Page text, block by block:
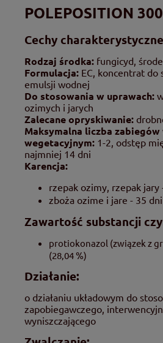
POLEPOSITION
Cechy
Rodzaj środka: fungicyd,
Formulacja: EC, koncentrat do
emulsji wodnej
Do stosowania w uprawach:
ozimych i jarych
Zalecane opryskiwanie:
Maksymalna liczba zabiegów
wegetacyjnym: 1-2, odstęp
najmniej 14 dni
Karencja:
rzepak ozimy, rzepak jary
zboża ozime i jare - 35 dni
Zawartość substancji
protiokonazol (związek z
(28,04 %)
Działanie:
o działaniu układowym do
zapobiegawczego,
wyniszczającego